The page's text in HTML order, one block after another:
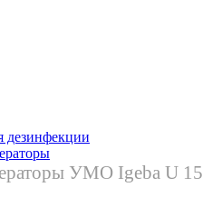
дезинфекции
УМО Igeba U 15